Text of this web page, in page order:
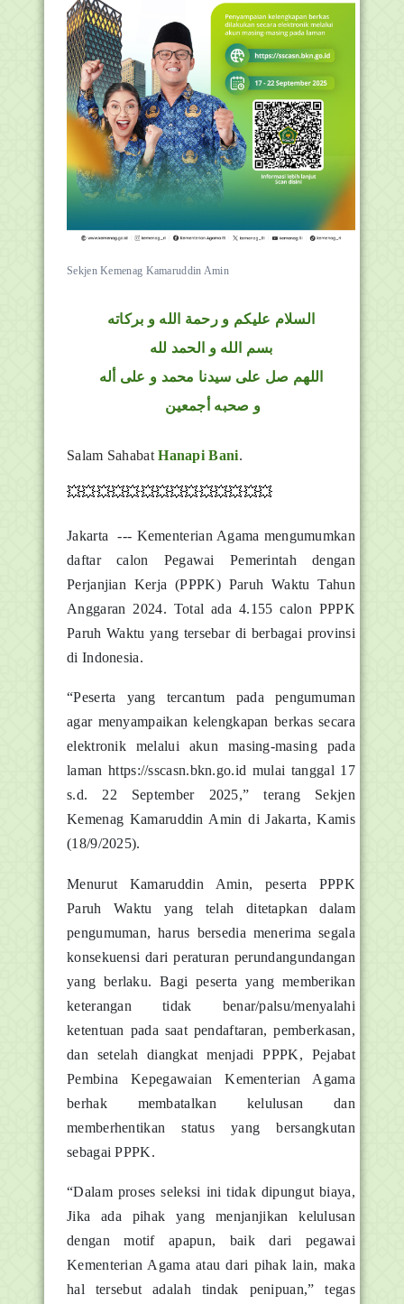
Sekjen Kemenag Kamaruddin Amin
السلام عليكم و رحمة الله و بركاته
بسم الله و الحمد لله
اللهم صل على سيدنا محمد و على أله
و صحبه أجمعين
Salam SahabatHanapi Bani.
💥💥💥💥💥💥💥💥💥💥💥💥💥💥
Jakarta --- Kementerian Agama mengumumkan
daftar calon Pegawai Pemerintah dengan
Perjanjian Kerja (PPPK) Paruh Waktu Tahun
Anggaran 2024. Total ada 4.155 calon PPPK
Paruh Waktu yang tersebar di berbagai provinsi
di Indonesia.
“Peserta yang tercantum pada pengumuman
agar menyampaikan kelengkapan berkas secara
elektronik melalui akun masing-masing pada
laman https://sscasn.bkn.go.id mulai tanggal 17
s.d. 22 September 2025,” terang Sekjen
Kemenag Kamaruddin Amin di Jakarta, Kamis
(18/9/2025).
Menurut Kamaruddin Amin, peserta PPPK
Paruh Waktu yang telah ditetapkan dalam
pengumuman, harus bersedia menerima segala
konsekuensi dari peraturan perundangundangan
yang berlaku. Bagi peserta yang memberikan
keterangan tidak benar/palsu/menyalahi
ketentuan pada saat pendaftaran, pemberkasan,
dan setelah diangkat menjadi PPPK, Pejabat
Pembina Kepegawaian Kementerian Agama
berhak membatalkan kelulusan dan
memberhentikan status yang bersangkutan
sebagai PPPK.
“Dalam proses seleksi ini tidak dipungut biaya,
Jika ada pihak yang menjanjikan kelulusan
dengan motif apapun, baik dari pegawai
Kementerian Agama atau dari pihak lain, maka
hal tersebut adalah tindak penipuan,” tegas